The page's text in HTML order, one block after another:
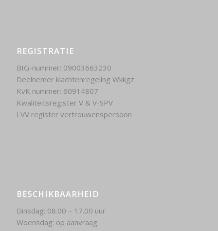
REGISTRATIE
BIG-nummer: 09003663230
Deelnemer klachtenregeling Wkkgz
KvK nummer: 60914807
Kwaliteitsregister V & V-SPV
LVV register vertrouwenspersoon
BESCHIKBAARHEID
Dinsdag: 08.00 – 17.00 uur
Woensdag: op aanvraag